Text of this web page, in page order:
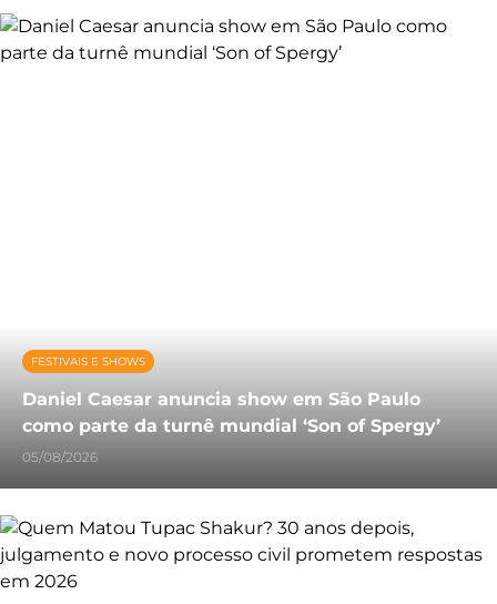
FESTIVAIS E SHOWS
Daniel Caesar anuncia show em São Paulo
como parte da turnê mundial ‘Son of Spergy’
05/08/2026